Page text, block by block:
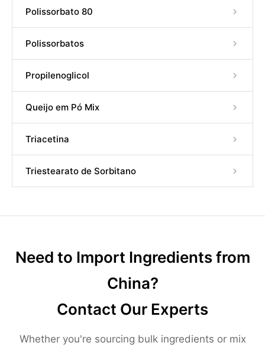
Polissorbato 80
Polissorbatos
Propilenoglicol
Queijo em Pó Mix
Triacetina
Triestearato de Sorbitano
Need to Import Ingredients from
China?
Contact Our Experts
Whether you're sourcing bulk ingredients or mix